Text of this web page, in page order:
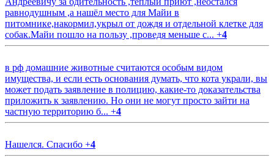
равнодушным ,а нашёл место для Майи в
питомнике,накормил,укрыл от дождя и отдельной клетке для
собак.Майи пошло на пользу ,проведя меньше с... +4
в рф домашние животные считаются особым видом
имущества, и если есть основания думать, что кота украли, вы
может подать заявление в полицию, какие-то доказательства
приложить к заявлению. Но они не могут просто зайти на
частную территорию б... +4
Нашелся. Спасибо +4